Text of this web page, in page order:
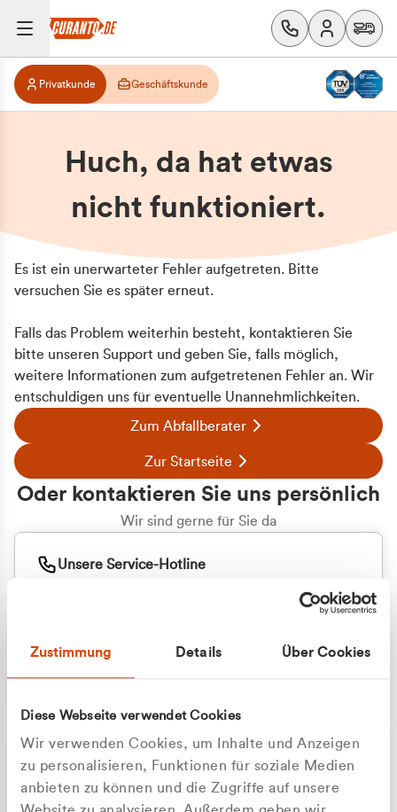
Zustimmung Details Über Cookies
Diese Webseite verwendet Cookies
Wir verwenden Cookies, um Inhalte und Anzeigen
zu personalisieren, Funktionen für soziale Medien
anbieten zu können und die Zugriffe auf unsere
Privatkunde Geschäftskunde
Huch, da hat etwas
nicht funktioniert.
Es ist ein unerwarteter Fehler aufgetreten. Bitte
versuchen Sie es später erneut.
Falls das Problem weiterhin besteht, kontaktieren Sie
bitte unseren Support und geben Sie, falls möglich,
weitere Informationen zum aufgetretenen Fehler an. Wir
entschuldigen uns für eventuelle Unannehmlichkeiten.
Zum Abfallberater
Zur Startseite
Oder kontaktieren Sie uns persönlich
Wir sind gerne für Sie da
Unsere Service-Hotline
+49 177 8376058